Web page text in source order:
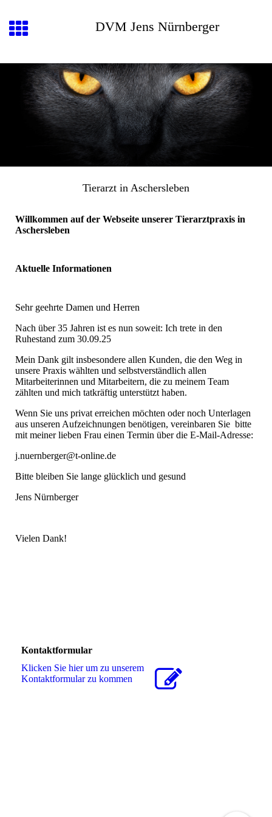
DVM Jens Nürnberger
Tierarzt in Aschersleben
Willkommen auf der Webseite unserer Tierarztpraxis in
Aschersleben
Aktuelle Informationen
Sehr geehrte Damen und Herren
Nach über 35 Jahren ist es nun soweit: Ich trete in den
Ruhestand zum 30.09.25
Mein Dank gilt insbesondere allen Kunden, die den Weg in
unsere Praxis wählten und selbstverständlich allen
Mitarbeiterinnen und Mitarbeitern, die zu meinem Team
zählten und mich tatkräftig unterstützt haben.
Wenn Sie uns privat erreichen möchten oder noch Unterlagen
aus unseren Aufzeichnungen benötigen, vereinbaren Sie bitte
mit meiner lieben Frau einen Termin über die E-Mail-Adresse:
j.nuernberger@t-online.de
Bitte bleiben Sie lange glücklich und gesund
Jens Nürnberger
Vielen Dank!
Kontaktformular
Klicken Sie hier um zu unserem
Kon­takt­for­mu­lar zu kommen